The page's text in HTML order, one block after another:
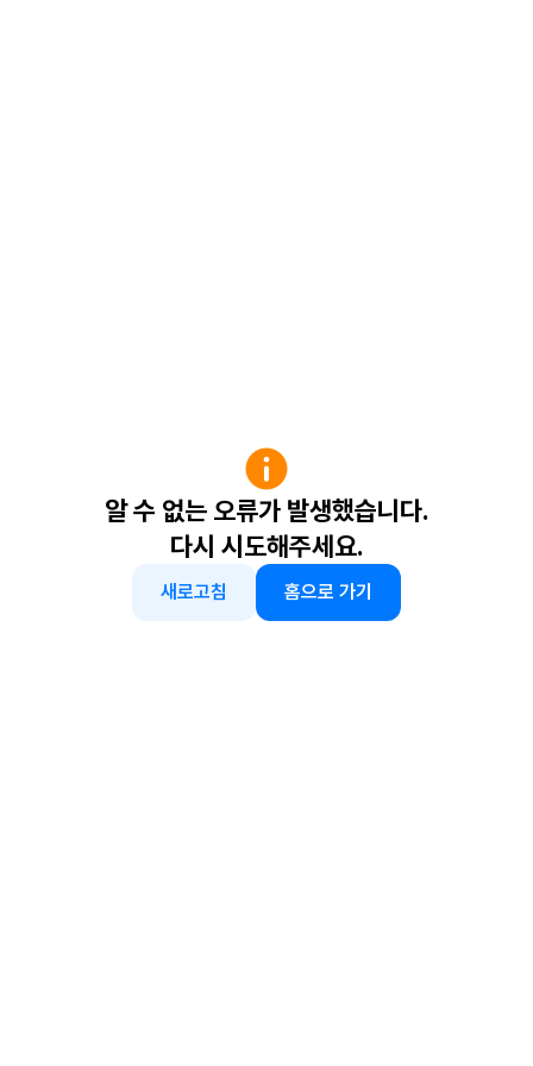
알 수 없는 오류가 발생했습니다.
다시 시도해주세요.
새로고침 홈으로 가기